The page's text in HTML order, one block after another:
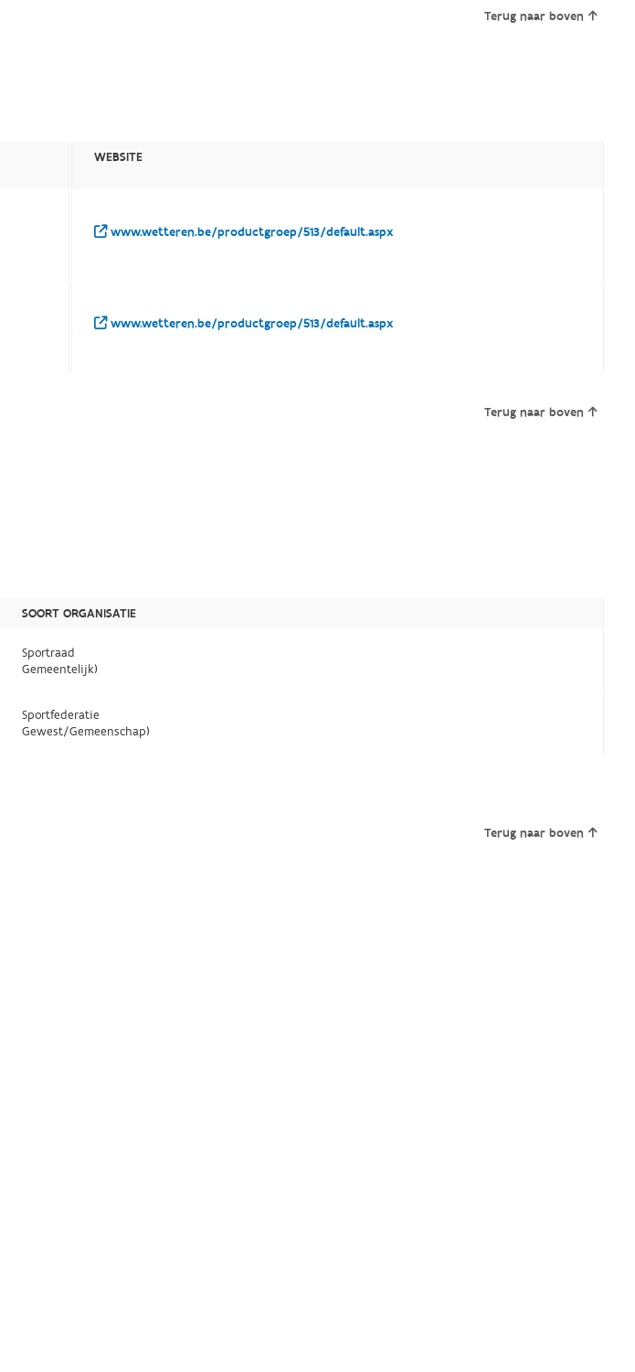
Terug naar boven
WEBSITE
www.wetteren.be/productgroep/513/default.aspx
www.wetteren.be/productgroep/513/default.aspx
Terug naar boven
SOORT ORGANISATIE
Sportraad
Gemeentelijk)
Sportfederatie
Gewest/Gemeenschap)
Terug naar boven